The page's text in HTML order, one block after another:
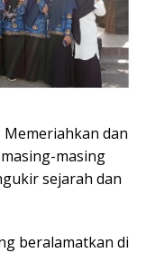
Memeriahkan dan
masing
sejarah dan
beralamatkan di